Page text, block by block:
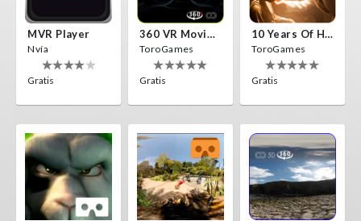
MVR Player
Nvía
Gratis
360 VR Movie Experience
ToroGames
Gratis
10 Years Of Horror Nights
ToroGames
Gratis